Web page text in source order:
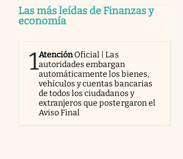
Las más leídas de Finanzas y
economía
1AtenciónOficial | Las
autoridades embargan
automáticamente los bienes,
vehículos y cuentas bancarias
de todos los ciudadanos y
extranjeros que postergaron el
Aviso Final